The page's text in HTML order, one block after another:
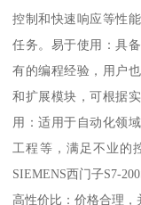
控制和快速响应等性
任务。易于使用：具
有的编程经验，用户
和扩展模块，可根据
用：适用于自动化领
工程等，满足不业的
SIEMENS西门子S7-
高性价比：价格合理，